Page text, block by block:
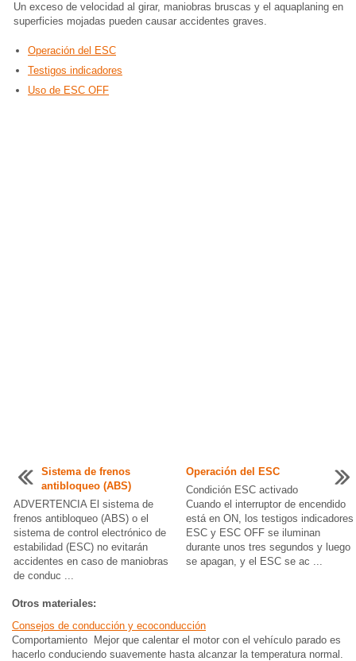
Un exceso de velocidad al girar, maniobras bruscas y el aquaplaning en
superficies mojadas pueden causar accidentes graves.
Operación del ESC
Testigos indicadores
Uso de ESC OFF
Sistema de frenos
antibloqueo (ABS)
ADVERTENCIA El sistema de
frenos antibloqueo (ABS) o el
sistema de control electrónico de
estabilidad (ESC) no evitarán
accidentes en caso de maniobras
de conduc ...
Operación del ESC
Condición ESC activado
Cuando el interruptor de encendido
está en ON, los testigos indicadores
ESC y ESC OFF se iluminan
durante unos tres segundos y luego
se apagan, y el ESC se ac ...
Otros materiales:
Consejos de conducción y ecoconducción
Comportamiento Mejor que calentar el motor con el vehículo parado es
hacerlo conduciendo suavemente hasta alcanzar la temperatura normal.